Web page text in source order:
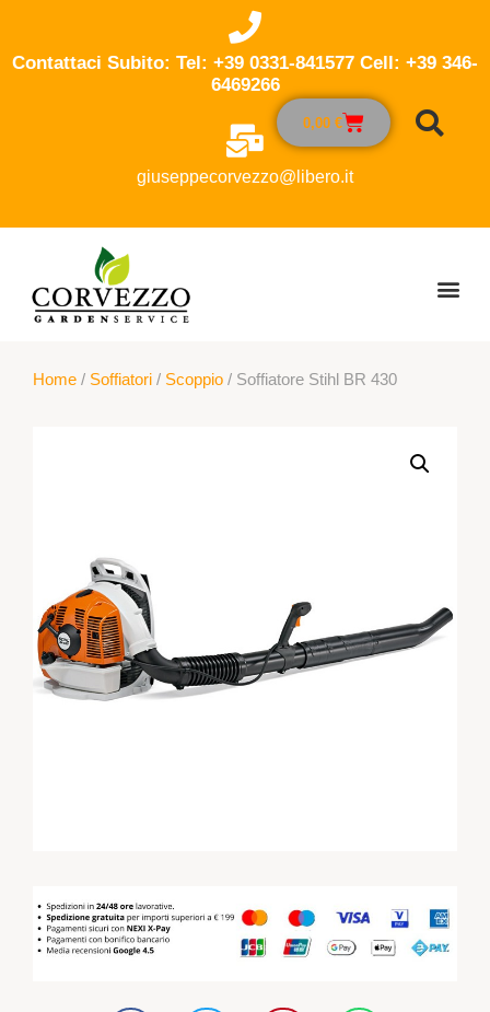
Contattaci Subito: Tel: +39 0331-841577 Cell: +39 346-
6469266
giuseppecorvezzo@libero.it
0,00 €
Home / Soffiatori / Scoppio / Soffiatore Stihl BR 430